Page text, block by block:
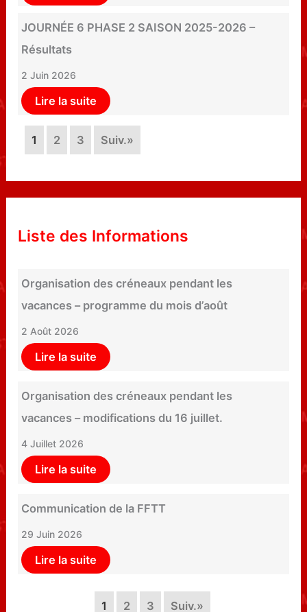
JOURNÉE 6 PHASE 2 SAISON 2025-2026 –
Résultats
2 Juin 2026
Lire la suite
1 2 3 Suiv.»
Liste des Informations
Organisation des créneaux pendant les
vacances – programme du mois d’août
2 Août 2026
Lire la suite
Organisation des créneaux pendant les
vacances – modifications du 16 juillet.
4 Juillet 2026
Lire la suite
Communication de la FFTT
29 Juin 2026
Lire la suite
1 2 3 Suiv.»